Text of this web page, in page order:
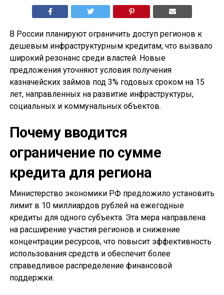
В России планируют ограничить доступ регионов к
дешевым инфраструктурным кредитам, что вызвало
широкий резонанс среди властей. Новые
предложения уточняют условия получения
казначейских займов под 3% годовых сроком на 15
лет, направленных на развитие инфраструктуры,
социальных и коммунальных объектов.
Почему вводится
ограничение по сумме
кредита для региона
Министерство экономики РФ предложило установить
лимит в 10 миллиардов рублей на ежегодные
кредиты для одного субъекта. Эта мера направлена
на расширение участия регионов и снижение
концентрации ресурсов, что повысит эффективность
использования средств и обеспечит более
справедливое распределение финансовой
поддержки.